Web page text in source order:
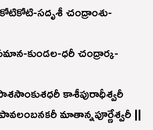
సదృశీ చంద్రాంశు-
కుండల-ధరీ చంద్రార్క-
కాశీపురాధీశ్వరీ
మాతాన్నపూర్ణేశ్వరీ ||